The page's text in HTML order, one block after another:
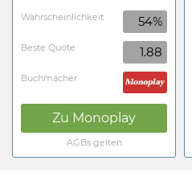
Wahrscheinlichkeit 54%
Beste Quote 1.88
Buchmacher
Zu Monoplay
AGBs gelten